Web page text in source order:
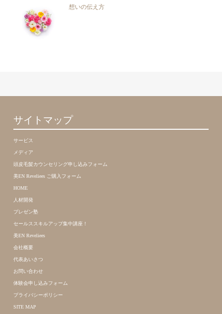
想いの伝え方
サイトマップ
サービス
メディア
頭皮毛髪カウンセリング申し込みフォーム
美EN Reveliees ご購入フォーム
HOME
人材開発
プレゼン塾
セールススキルアップ集中講座！
美EN Reveliees
会社概要
代表あいさつ
お問い合わせ
体験会申し込みフォーム
プライバシーポリシー
SITE MAP